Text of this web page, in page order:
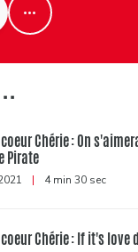
Chérie : On
Pirate
| 4 min 30 sec
Chérie : If it's love